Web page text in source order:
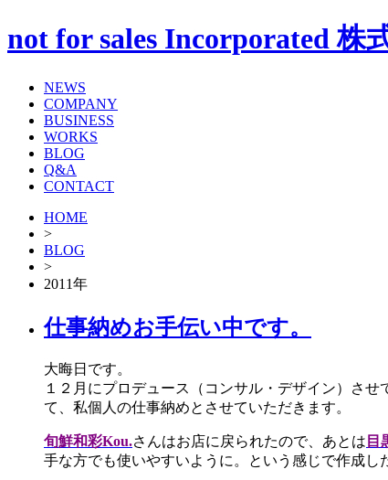
not for sales Incorporated
NEWS
COMPANY
BUSINESS
WORKS
BLOG
Q&A
CONTACT
HOME
>
BLOG
>
2011年
仕事納めお手伝い中です。
大晦日です。
１２月にプロデュース（コンサル・デザイン）さ
て、私個人の仕事納めとさせていただきます。
旬鮮和彩Kou.さんはお店に戻られたので、あとは 目
手な方でも使いやすいように。という感じで作成し